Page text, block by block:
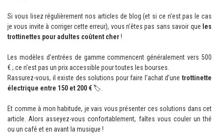
Si vous lisez régulièrement nos articles de blog (et si ce n’est pas le cas
je vous invite à corriger cette erreur), vous n’êtes pas sans savoir que les
trottinettes pour adultes coûtent cher!
Les modèles d’entrées de gamme commencent généralement vers 500
€ ; ce n’est pas un prix accessible pour toutes les bourses.
Rassurez-vous, il existe des solutions pour faire l’achat d’une trottinette
électrique entre 150 et 200 €🏷.
Et comme à mon habitude, je vais vous présenter ces solutions dans cet
article. Alors asseyez-vous confortablement, faîtes vous couler un thé
ou un café et en avant la musique !